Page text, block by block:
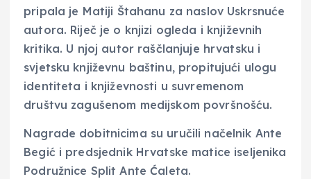
pripala je Matiji Štahanu za naslov Uskrsnuće
autora. Riječ je o knjizi ogleda i književnih
kritika. U njoj autor raščlanjuje hrvatsku i
svjetsku književnu baštinu, propitujući ulogu
identiteta i književnosti u suvremenom
društvu zagušenom medijskom površnošću.
Nagrade dobitnicima su uručili načelnik Ante
Begić i predsjednik Hrvatske matice iseljenika
Podružnice Split Ante Ćaleta.